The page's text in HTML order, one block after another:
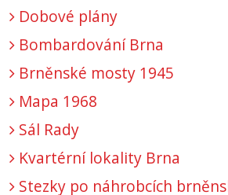
Dobové plány
Bombardování Brna
Brněnské mosty 1945
Mapa 1968
Sál Rady
Kvartérní lokality Brna
Stezky po náhrobcích